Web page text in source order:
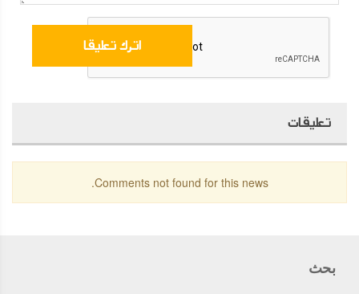
تعليقات
Comments not found for this news.
بحث